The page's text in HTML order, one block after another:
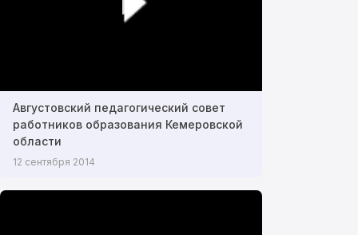
Августовский педагогический совет
работников образования Кемеровской
области
12 сентября 2014